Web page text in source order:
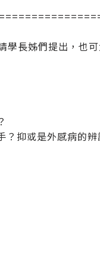
長姊們提出，也
抑或是外感病的